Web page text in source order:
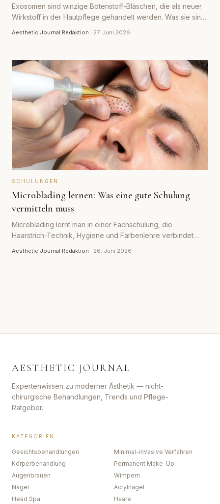
Exosomen sind winzige Botenstoff-Bläschen, die als neuer
Wirkstoff in der Hautpflege gehandelt werden. Was sie sind,
Aesthetic Journal Redaktion · 27. Juni 2026
SCHULUNGEN
Microblading lernen: Was eine gute Schulung
vermitteln muss
Microblading lernt man in einer Fachschulung, die
Haarstrich-Technik, Hygiene und Farbenlehre verbindet.
Aesthetic Journal Redaktion · 26. Juni 2026
AESTHETIC JOURNAL
Expertenwissen zu moderner Ästhetik — nicht-
chirurgische Behandlungen, Trends und Pflege-
Ratgeber.
KATEGORIEN
Gesichtsbehandlungen
Minimal-invasive Verfahren
Körperbehandlung
Permanent Make-Up
Augenbrauen
Wimpern
Nägel
Acrylnägel
Head Spa
Haare